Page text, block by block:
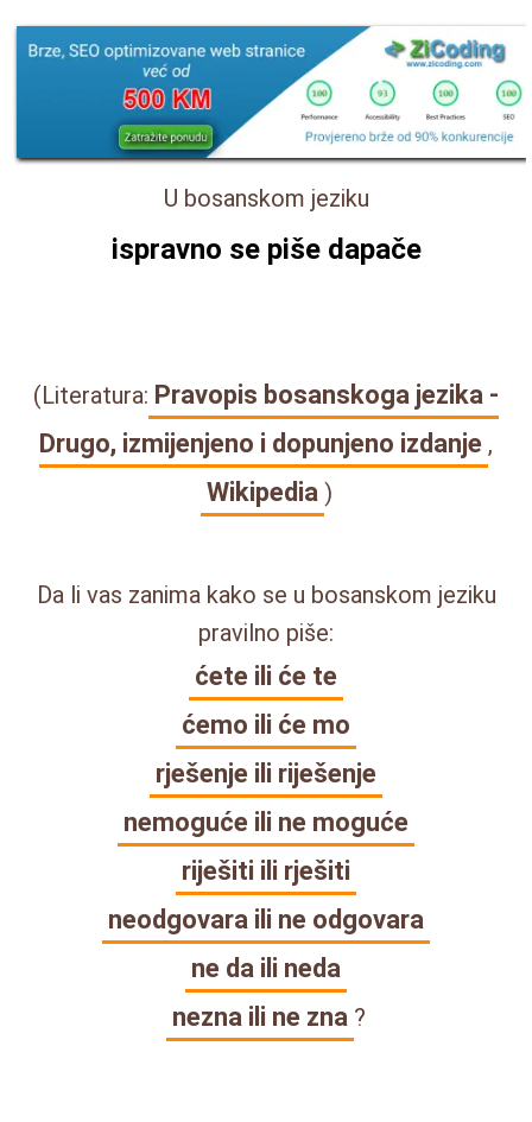
U bosanskom jeziku
ispravno se piše dapače
(Literatura: Pravopis bosanskoga jezika -
Drugo, izmijenjeno i dopunjeno izdanje ,
Wikipedia )
Da li vas zanima kako se u bosanskom jeziku
pravilno piše:
ćete ili će te
ćemo ili će mo
rješenje ili riješenje
nemoguće ili ne moguće
riješiti ili rješiti
neodgovara ili ne odgovara
ne da ili neda
nezna ili ne zna ?